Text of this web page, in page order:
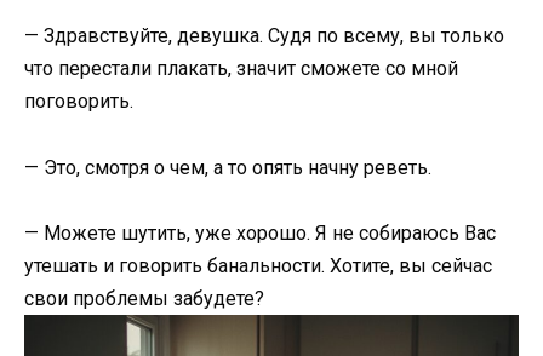
— Здравствуйте, девушка. Судя по всему, вы только
что перестали плакать, значит сможете со мной
поговорить.
— Это, смотря о чем, а то опять начну реветь.
— Можете шутить, уже хорошо. Я не собираюсь Вас
утешать и говорить банальности. Хотите, вы сейчас
свои проблемы забудете?